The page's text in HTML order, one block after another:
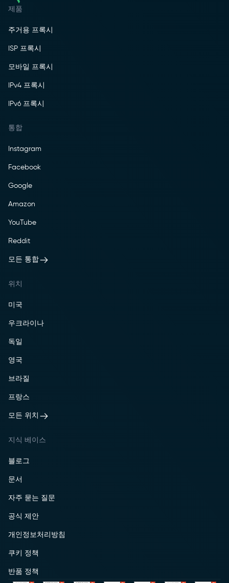
제품
주거용 프록시
ISP 프록시
모바일 프록시
IPv4 프록시
IPv6 프록시
통합
Instagram
Facebook
Google
Amazon
YouTube
Reddit
모든 통합
위치
미국
우크라이나
독일
영국
브라질
프랑스
모든 위치
지식 베이스
블로그
문서
자주 묻는 질문
공식 제안
개인정보처리방침
쿠키 정책
반품 정책